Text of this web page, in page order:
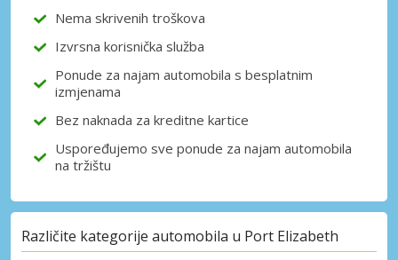
Nema skrivenih troškova
Izvrsna korisnička služba
Ponude za najam automobila s besplatnim
izmjenama
Bez naknada za kreditne kartice
Uspoređujemo sve ponude za najam automobila
na tržištu
Različite kategorije automobila u Port Elizabeth